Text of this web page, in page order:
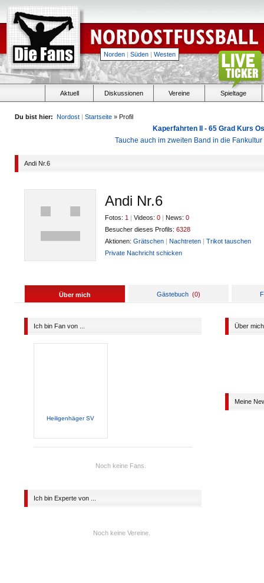
Norden | Süden | Westen
Aktuell Diskussionen Vereine Spieltage
Du bist hier: Nordost | Startseite » Profil
Kaperfahrten II - 65 Grad Kurs
Tauche auch im zweiten Band in die
Andi Nr.6
Andi Nr.6
Fotos: 1 | Videos: 0 | News: 0
Besucher dieses Profils: 6328
Aktionen: Grätschen | Nachtreten | Trikot tauschen
Private Nachricht schicken
Über mich Gästebuch (0)
Ich bin Fan von ...
Heiligenhäger SV
Noch keine Fans.
Ich bin Experte von ...
Noch keine Vereine.
Über mich
Meine